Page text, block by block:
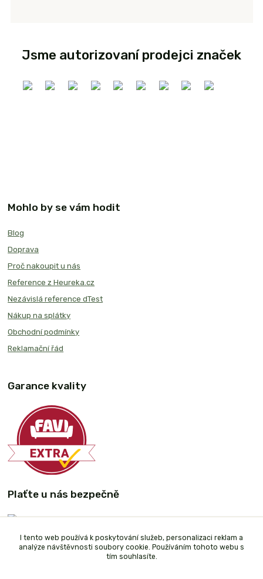
Jsme autorizovaní prodejci značek
Mohlo by se vám hodit
Blog
Doprava
Proč nakoupit u nás
Reference z Heureka.cz
Nezávislá reference dTest
Nákup na splátky
Obchodní podmínky
Reklamační řád
Garance kvality
Plaťte u nás bezpečně
I tento web používá k poskytování služeb, personalizaci reklam a
analýze návštěvnosti soubory cookie. Používáním tohoto webu s
tím souhlasíte.